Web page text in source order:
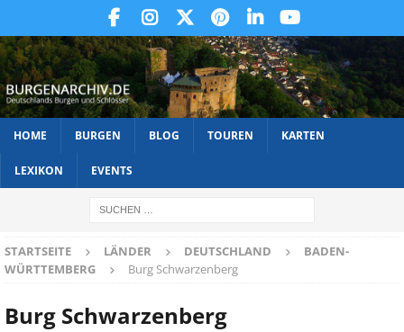
HOME BURGEN BLOG TOUREN KARTEN
LEXIKON EVENTS
STARTSEITE LÄNDER DEUTSCHLAND
BADEN-
WÜRTTEMBERG
Burg Schwarzenberg
Burg Schwarzenberg